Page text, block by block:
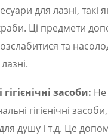
для лазні, такі
Ці предмети
та
засоби: Не
гігієнічні
душу і т.д. Це